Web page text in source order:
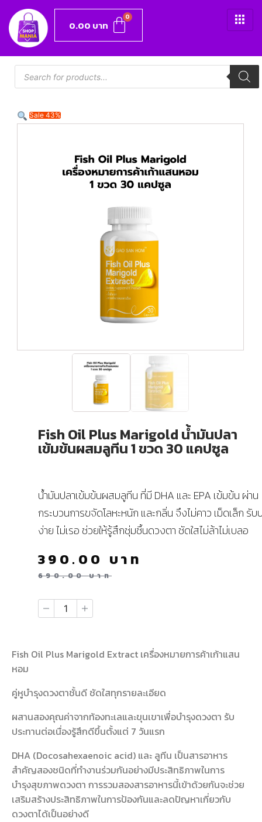
0.00 บาท
Sale 43%
Fish Oil Plus Marigold น้ำมันปลา
เข้มข้นผสมลูทีน 1 ขวด 30 แคปซูล
น้ำมันปลาเข้มข้นผสมลูทีน ที่มี DHA และ EPA เข้มข้น ผ่าน
กระบวนการขจัดโลหะหนัก และกลิ่น จึงไม่คาว เม็ดเล็ก รับ
ง่าย ไม่เรอ ช่วยให้รู้สึกชุ่มชื้นดวงตา ชัดใสไม่ล้าไม่เบลอ
690.00บาท
390.00 บาท
Fish Oil Plus Marigold Extract เครื่องหมายการค้าเก้าแสน
หอม
คู่หูบำรุงดวงตาชั้นดี ชัดใสทุกรายละเอียด
ผสานสองคุณค่าจากท้องทะเลและขุนเขาเพื่อบำรุงดวงตา รับ
ประทานต่อเนื่องรู้สึกดีขึ้นตั้งแต่ 7 วันแรก
DHA (Docosahexaenoic acid) และ ลูทีน เป็นสารอาหาร
สำคัญสองชนิดที่ทำงานร่วมกันอย่างมีประสิทธิภาพในการ
บำรุงสุขภาพดวงตา การรวมสองสารอาหารนี้เข้าด้วยกันจะช่วย
เสริมสร้างประสิทธิภาพในการป้องกันและลดปัญหาเกี่ยวกับ
ดวงตาได้เป็นอย่างดี